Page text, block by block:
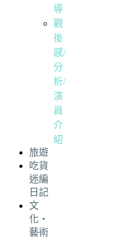
導
觀
後
感/
分
析/
演
員
介
紹
旅遊
吃貨
迷編
日記
文
化・
藝術